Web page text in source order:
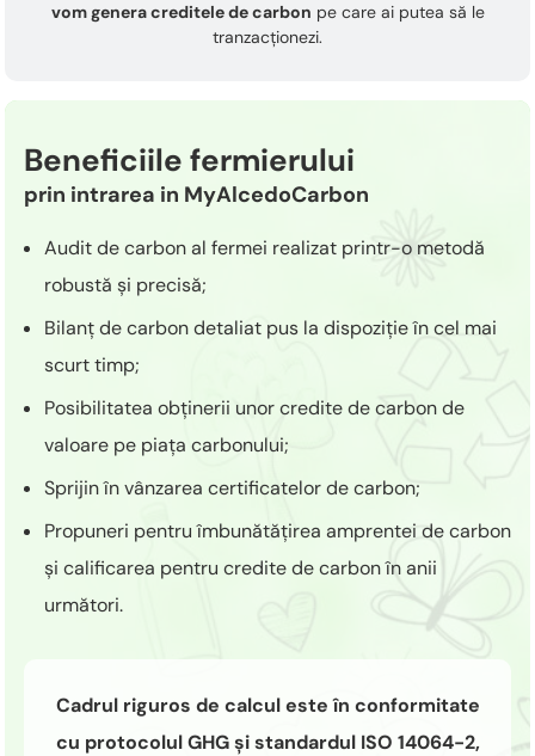
vom genera creditele de carbon pe care ai putea să le
tranzacționezi.
Beneficiile fermierului
prin intrarea in MyAlcedoCarbon
Audit de carbon al fermei realizat printr-o metodă
robustă și precisă;
Bilanț de carbon detaliat pus la dispoziție în cel mai
scurt timp;
Posibilitatea obținerii unor credite de carbon de
valoare pe piața carbonului;
Sprijin în vânzarea certificatelor de carbon;
Propuneri pentru îmbunătățirea amprentei de carbon
și calificarea pentru credite de carbon în anii
următori.
Cadrul riguros de calcul este în conformitate
cu protocolul GHG și standardul ISO 14064-2,